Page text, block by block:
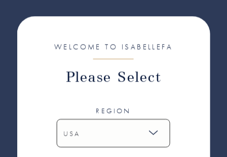
WELCOME TO ISABELLEFA
Please Select
REGION